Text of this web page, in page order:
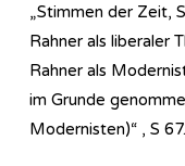
„Stimmen der Zeit,
Rahner als liberaler
Rahner als
im Grunde
Modernisten)“ , S 67.